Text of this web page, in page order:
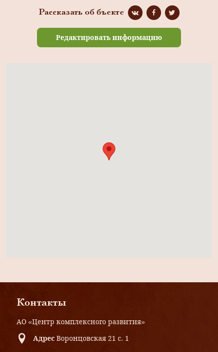
Рассказать об бъекте
Редактировать информацию
Контакты
АО «Центр комплексного развития»
Адрес Воронцовская 21 с. 1